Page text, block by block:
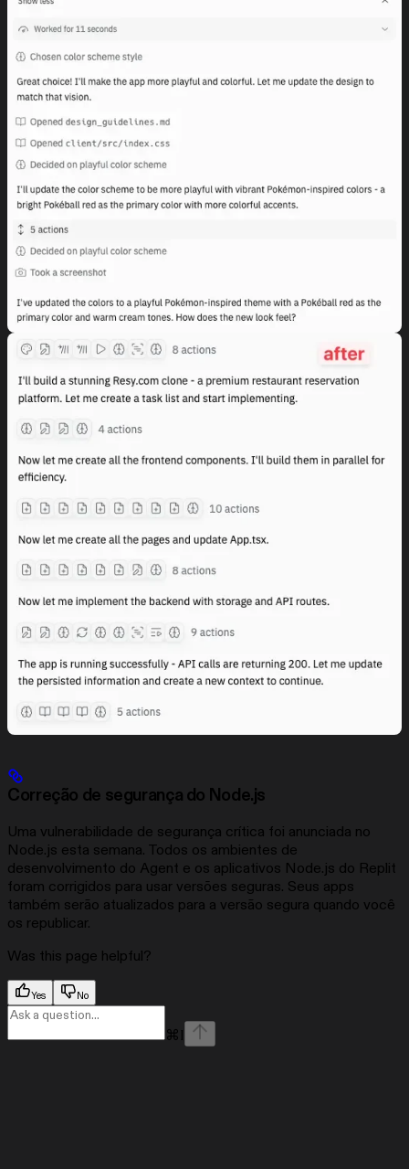
Correção de segurança do Node.js
Uma vulnerabilidade de segurança crítica foi anunciada no
Node.js esta semana. Todos os ambientes de
desenvolvimento do Agent e os aplicativos Node.js do Replit
foram corrigidos para usar versões seguras. Seus apps
também serão atualizados para a versão segura quando você
os republicar.
Was this page helpful?
Yes No
⌘ I